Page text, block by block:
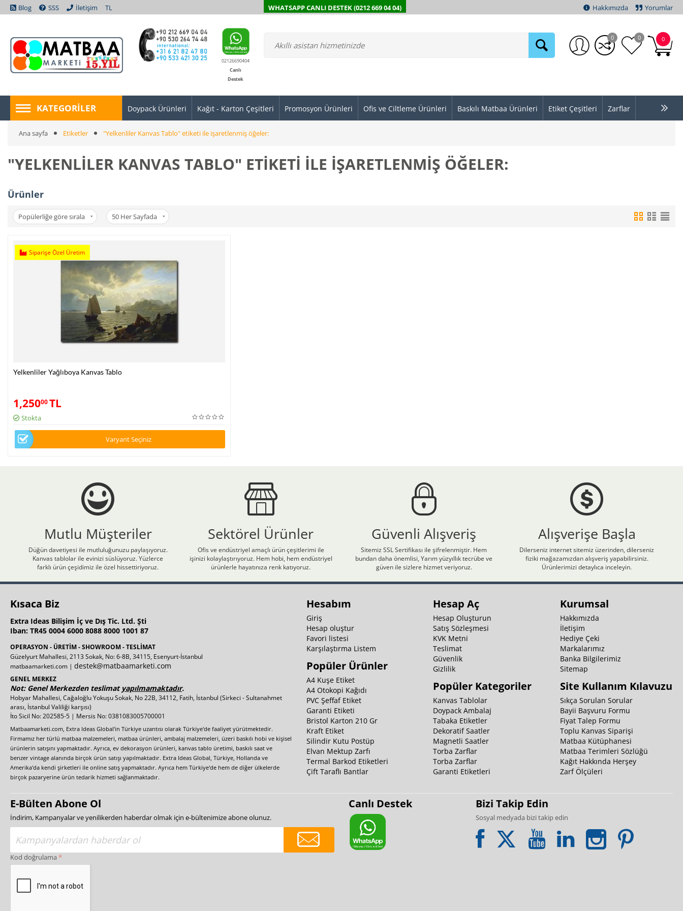
Blog SSS İletişim TL WHATSAPP CANLI DESTEK (0212 669 04 04) Hakkımızda Yorumlar
02126690404
Canlı
Destek
0
0 0
KATEGORILER Doypack Ürünleri Kağıt - Karton Çeşitleri Promosyon Ürünleri Ofis ve Ciltleme Ürünleri Baskılı Matbaa Ürünleri Etiket Çeşitleri Zarflar
Ana sayfa Etiketler "Yelkenliler Kanvas Tablo" etiketi ile işaretlenmiş öğeler:
"YELKENLILER KANVAS TABLO" ETIKETI ILE IŞARETLENMIŞ ÖĞELER:
Ürünler
Popülerliğe göre sırala 50 Her Sayfada
Siparişe Özel Üretim
Yelkenliler Yağlıboya Kanvas Tablo
1,25000TL
Stokta
Varyant Seçiniz
Mutlu Müşteriler
Düğün davetiyesi ile mutluluğunuzu paylaşıyoruz.
Kanvas tablolar ile evinizi süslüyoruz. Yüzlerce
farklı ürün çeşidimiz ile özel hissettiriyoruz.
Sektörel Ürünler
Ofis ve endüstriyel amaçlı ürün çeşitlerimi ile
işinizi kolaylaştırıyoruz. Hem hobi, hem endüstriyel
ürünlerle hayatınıza renk katıyoruz.
Güvenli Alışveriş
Sitemiz SSL Sertifikası ile şifrelenmiştir. Hem
bundan daha önemlisi, Yarım yüzyıllık tecrübe ve
güven ile sizlere hizmet veriyoruz.
Alışverişe Başla
Dilerseniz internet sitemiz üzerinden, dilerseniz
fiziki mağazamızdan alışveriş yapabilirsiniz.
Ürünlerimizi detaylıca inceleyin.
Kısaca Biz
Extra Ideas Bilişim İç ve Dış Tic. Ltd. Şti
Iban: TR45 0004 6000 8088 8000 1001 87
OPERASYON - ÜRETİM - SHOWROOM - TESLİMAT
Güzelyurt Mahallesi, 2113 Sokak, No: 6-8B, 34115, Esenyurt-İstanbul
matbaamarketi.com | destek@matbaamarketi.com
GENEL MERKEZ
Not: Genel Merkezden teslimat yapılmamaktadır.
Hobyar Mahallesi, Cağaloğlu Yokuşu Sokak, No 22B, 34112, Fatih, İstanbul (Sirkeci - Sultanahmet
arası, İstanbul Valiliği karşısı)
İto Sicil No: 202585-5 | Mersis No: 0381083005700001
Matbaamarketi.com, Extra Ideas Global'in Türkiye uzantısı olarak Türkiye'de faaliyet yürütmektedir.
Firmamız her türlü matbaa malzemeleri, matbaa ürünleri, ambalaj malzemeleri, üzeri baskılı hobi ve kişisel
ürünlerin satışını yapmaktadır. Ayrıca, ev dekorasyon ürünleri, kanvas tablo üretimi, baskılı saat ve
benzer vintage alanında birçok ürün satışı yapılmaktadır. Extra Ideas Global, Türkiye, Hollanda ve
Amerika'da kendi şirketleri ile online satış yapmaktadır. Ayrıca hem Türkiye'de hem de diğer ülkelerde
birçok pazaryerine ürün tedarik hizmeti sağlanmaktadır.
Hesabım
Giriş
Hesap oluştur
Favori listesi
Karşılaştırma Listem
Popüler Ürünler
A4 Kuşe Etiket
A4 Otokopi Kağıdı
PVC Şeffaf Etiket
Garanti Etiketi
Bristol Karton 210 Gr
Kraft Etiket
Silindir Kutu Postüp
Elvan Mektup Zarfı
Termal Barkod Etiketleri
Çift Taraflı Bantlar
Hesap Aç
Hesap Oluşturun
Satış Sözleşmesi
KVK Metni
Teslimat
Güvenlik
Gizlilik
Popüler Kategoriler
Kanvas Tablolar
Doypack Ambalaj
Tabaka Etiketler
Dekoratif Saatler
Magnetli Saatler
Torba Zarflar
Torba Zarflar
Garanti Etiketleri
Kurumsal
Hakkımızda
İletişim
Hediye Çeki
Markalarımız
Banka Bilgilerimiz
Sitemap
Site Kullanım Kılavuzu
Sıkça Sorulan Sorular
Bayii Başvuru Formu
Fiyat Talep Formu
Toplu Kanvas Siparişi
Matbaa Kütüphanesi
Matbaa Terimleri Sözlüğü
Kağıt Hakkında Herşey
Zarf Ölçüleri
E-Bülten Abone Ol
İndirim, Kampanyalar ve yenilikerden haberdar olmak için e-bültenimize abone olunuz.
Kod doğrulama
Canlı Destek Bizi Takip Edin
Sosyal medyada bizi takip edin